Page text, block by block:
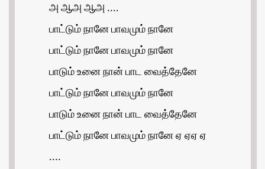
அ ஆஅ ஆஅ ....
பாட்டும் நானே பாவமும் நானே
பாட்டும் நானே பாவமும் நானே
பாடும் உனை நான் பாட வைத்தேனே
பாட்டும் நானே பாவமும் நானே
பாடும் உனை நான் பாட வைத்தேனே
பாட்டும் நானே பாவமும் நானே ஏ ஏஏ ஏ
....